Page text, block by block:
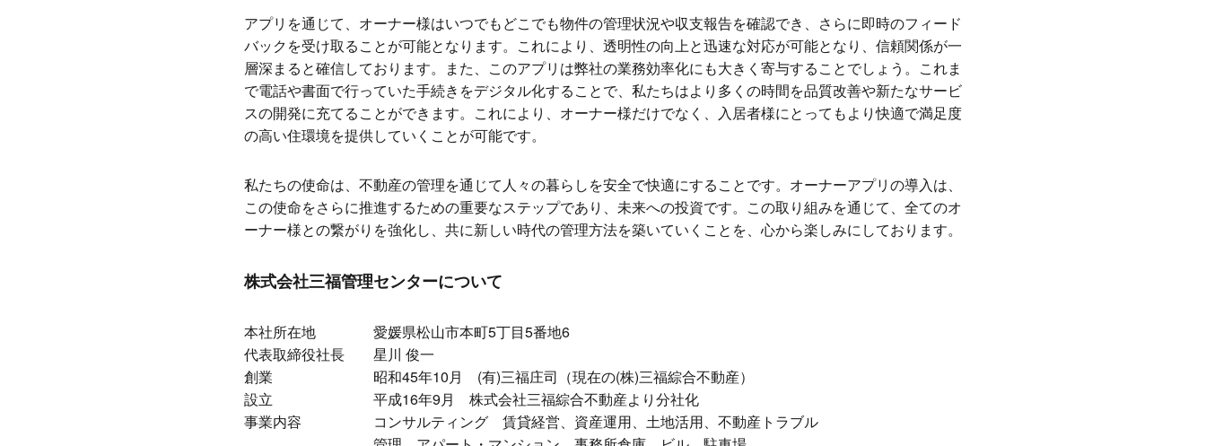
アプリを通じて、オーナー様はいつでもどこでも物件の管理状況や収支報告を確認でき、さらに即時のフィード
バックを受け取ることが可能となります。これにより、透明性の向上と迅速な対応が可能となり、信頼関係が一
層深まると確信しております。また、このアプリは弊社の業務効率化にも大きく寄与することでしょう。これま
で電話や書面で行っていた手続きをデジタル化することで、私たちはより多くの時間を品質改善や新たなサービ
スの開発に充てることができます。これにより、オーナー様だけでなく、入居者様にとってもより快適で満足度
の高い住環境を提供していくことが可能です。
私たちの使命は、不動産の管理を通じて人々の暮らしを安全で快適にすることです。オーナーアプリの導入は、
この使命をさらに推進するための重要なステップであり、未来への投資です。この取り組みを通じて、全てのオ
ーナー様との繋がりを強化し、共に新しい時代の管理方法を築いていくことを、心から楽しみにしております。
株式会社三福管理センターについて
本社所在地 愛媛県松山市本町5丁目5番地6
代表取締役社長 星川 俊一
創業 昭和45年10月 (有)三福庄司（現在の(株)三福綜合不動産）
設立 平成16年9月 株式会社三福綜合不動産より分社化
事業内容 コンサルティング 賃貸経営、資産運用、土地活用、不動産トラブル